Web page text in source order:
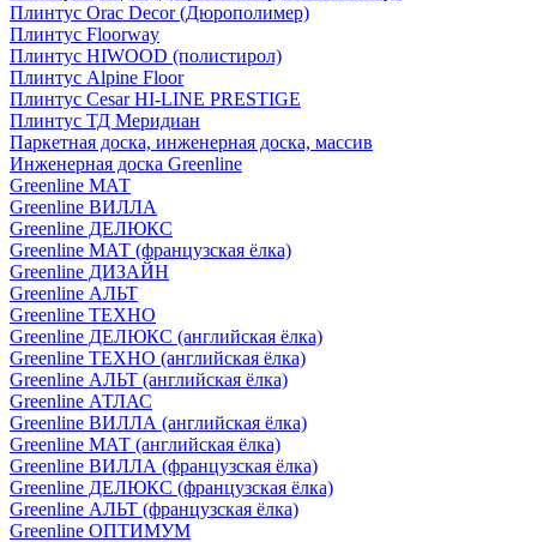
Плинтус Orac Decor (Дюрополимер)
Плинтус Floorway
Плинтус HIWOOD (полистирол)
Плинтус Alpine Floor
Плинтус Cesar HI-LINE PRESTIGE
Плинтус ТД Меридиан
Паркетная доска, инженерная доска, массив
Инженерная доска Greenline
Greenline МАТ
Greenline ВИЛЛА
Greenline ДЕЛЮКС
Greenline МАТ (французская ёлка)
Greenline ДИЗАЙН
Greenline АЛЬТ
Greenline ТЕХНО
Greenline ДЕЛЮКС (английская ёлка)
Greenline ТЕХНО (английская ёлка)
Greenline АЛЬТ (английская ёлка)
Greenline АТЛАС
Greenline ВИЛЛА (английская ёлка)
Greenline МАТ (английская ёлка)
Greenline ВИЛЛА (французская ёлка)
Greenline ДЕЛЮКС (французская ёлка)
Greenline АЛЬТ (французская ёлка)
Greenline ОПТИМУМ